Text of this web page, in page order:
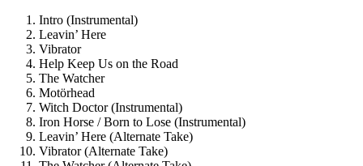
Intro (Instrumental)
Leavin’ Here
Vibrator
Help Keep Us on the Road
The Watcher
Motörhead
Witch Doctor (Instrumental)
Iron Horse / Born to Lose (Instrumental)
Leavin’ Here (Alternate Take)
Vibrator (Alternate Take)